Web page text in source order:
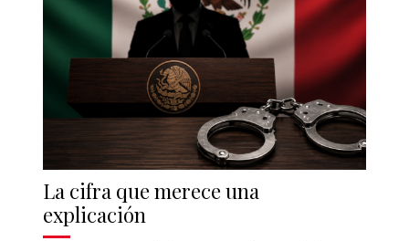
La cifra que merece una
explicación